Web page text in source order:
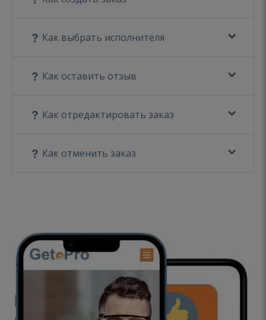
Как выбрать исполнителя
Как оставить отзыв
Как отредактировать заказ
Как отменить заказ